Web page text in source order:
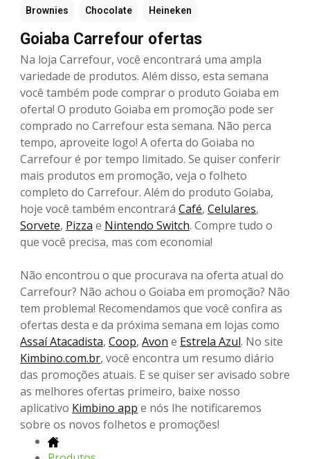
Brownies Chocolate Heineken
Goiaba Carrefour ofertas
Na loja Carrefour, você encontrará uma ampla
variedade de produtos. Além disso, esta semana
você também pode comprar o produto Goiaba em
oferta! O produto Goiaba em promoção pode ser
comprado no Carrefour esta semana. Não perca
tempo, aproveite logo! A oferta do Goiaba no
Carrefour é por tempo limitado. Se quiser conferir
mais produtos em promoção, veja o folheto
completo do Carrefour. Além do produto Goiaba,
hoje você também encontrará Café, Celulares,
Sorvete, Pizza e Nintendo Switch. Compre tudo o
que você precisa, mas com economia!
Não encontrou o que procurava na oferta atual do
Carrefour? Não achou o Goiaba em promoção? Não
tem problema! Recomendamos que você confira as
ofertas desta e da próxima semana em lojas como
Assaí Atacadista, Coop, Avon e Estrela Azul. No site
Kimbino.com.br, você encontra um resumo diário
das promoções atuais. E se quiser ser avisado sobre
as melhores ofertas primeiro, baixe nosso
aplicativo Kimbino app e nós lhe notificaremos
sobre os novos folhetos e promoções!